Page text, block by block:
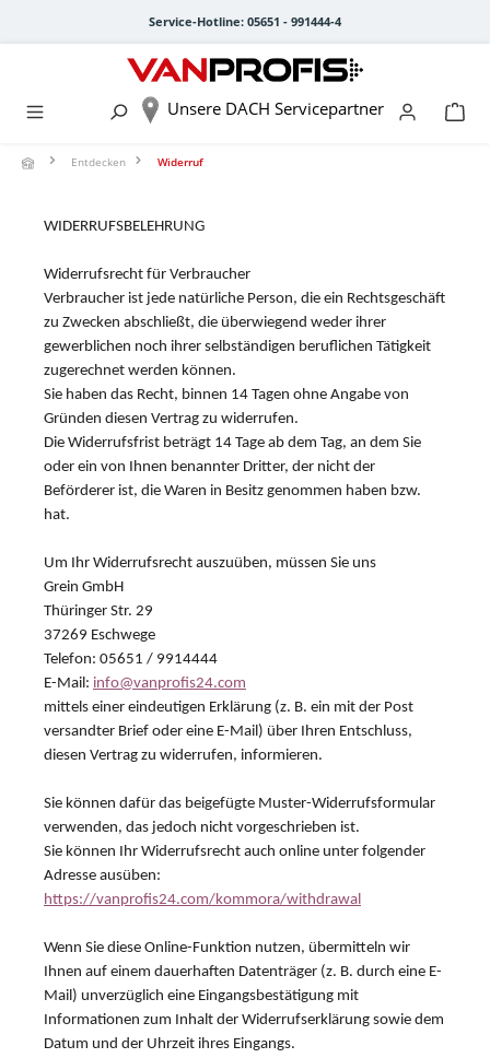
Service-Hotline: 05651 - 991444-4
Unsere DACH Servicepartner
Entdecken Widerruf
WIDERRUFSBELEHRUNG
Widerrufsrecht für Verbraucher
Verbraucher ist jede natürliche Person, die ein Rechtsgeschäft
zu Zwecken abschließt, die überwiegend weder ihrer
gewerblichen noch ihrer selbständigen beruflichen Tätigkeit
zugerechnet werden können.
Sie haben das Recht, binnen 14 Tagen ohne Angabe von
Gründen diesen Vertrag zu widerrufen.
Die Widerrufsfrist beträgt 14 Tage ab dem Tag, an dem Sie
oder ein von Ihnen benannter Dritter, der nicht der
Beförderer ist, die Waren in Besitz genommen haben bzw.
hat.
Um Ihr Widerrufsrecht auszuüben, müssen Sie uns
Grein GmbH
Thüringer Str. 29
37269 Eschwege
Telefon: 05651 / 9914444
E-Mail: info@vanprofis24.com
mittels einer eindeutigen Erklärung (z. B. ein mit der Post
versandter Brief oder eine E-Mail) über Ihren Entschluss,
diesen Vertrag zu widerrufen, informieren.
Sie können dafür das beigefügte Muster-Widerrufsformular
verwenden, das jedoch nicht vorgeschrieben ist.
Sie können Ihr Widerrufsrecht auch online unter folgender
Adresse ausüben:
https://vanprofis24.com/kommora/withdrawal
Wenn Sie diese Online-Funktion nutzen, übermitteln wir
Ihnen auf einem dauerhaften Datenträger (z. B. durch eine E-
Mail) unverzüglich eine Eingangsbestätigung mit
Informationen zum Inhalt der Widerrufserklärung sowie dem
Datum und der Uhrzeit ihres Eingangs.